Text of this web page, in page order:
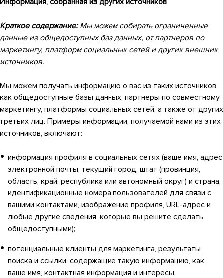
Информация, собранная из других источников
Краткое содержание:Мы можем собирать ограниченные
данные из общедоступных баз данных, от партнеров по
маркетингу, платформ социальных сетей и других внешних
источников.
Мы можем получать информацию о вас из таких источников,
как общедоступные базы данных, партнеры по совместному
маркетингу, платформы социальных сетей, а также от других
третьих лиц. Примеры информации, получаемой нами из этих
источников, включают:
информация профиля в социальных сетях (ваше имя, адрес
электронной почты, текущий город, штат (провинция,
область, край, республика или автономный округ) и страна,
идентификационные номера пользователей для связи с
вашими контактами, изображение профиля, URL-адрес и
любые другие сведения, которые вы решите сделать
общедоступными);
потенциальные клиенты для маркетинга, результаты
поиска и ссылки, содержащие такую информацию, как
ваше имя, контактная информация и интересы.